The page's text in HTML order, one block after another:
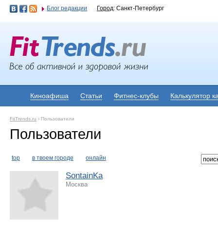
Блог редакции Город: Санкт-Петербург
Киноафиша Статьи Фитнес-клубы Калькулятор
FitTrends.ru › Пользователи
Пользователи
top в твоем городе онлайн
SontainKa
Москва